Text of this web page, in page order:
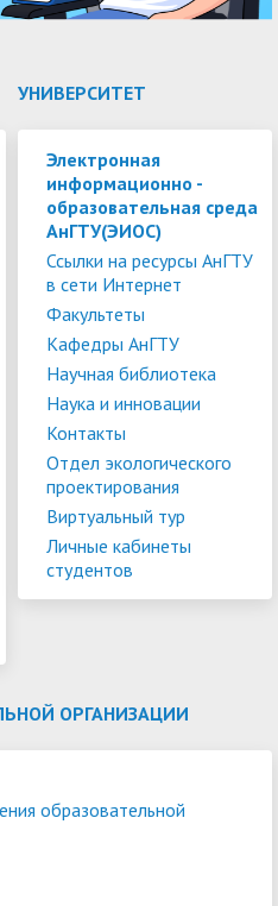
УНИВЕРСИТЕТ
Электронная
информационно -
образовательная среда
АнГТУ(ЭИОС)
Ссылки на ресурсы АнГТУ
в сети Интернет
Факультеты
Кафедры АнГТУ
Научная библиотека
Наука и инновации
Контакты
Отдел экологического
проектирования
Виртуальный тур
Личные кабинеты
студентов
ОРГАНИЗАЦИИ
образовательной